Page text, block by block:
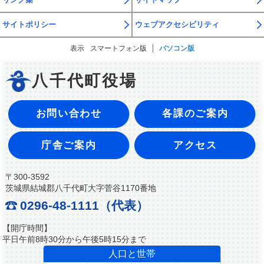
サイトポリシー ウェブアクセシビリティ
表示 スマートフォン版 パソコン版
八千代町役場
お問い合わせ 各課のご案内
庁舎ご案内 アクセス
〒300-3592
茨城県結城郡八千代町大字菅谷1170番地
0296-48-1111（代表）
【開庁時間】
平日午前8時30分から午後5時15分まで